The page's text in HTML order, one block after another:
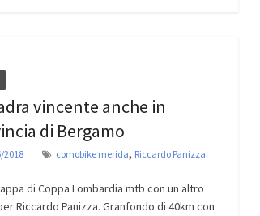
vincente anche in
di Bergamo
2018 comobike merida, Riccardo Panizza
di Coppa Lombardia mtb con un altro
Riccardo Panizza. Granfondo di 40km con